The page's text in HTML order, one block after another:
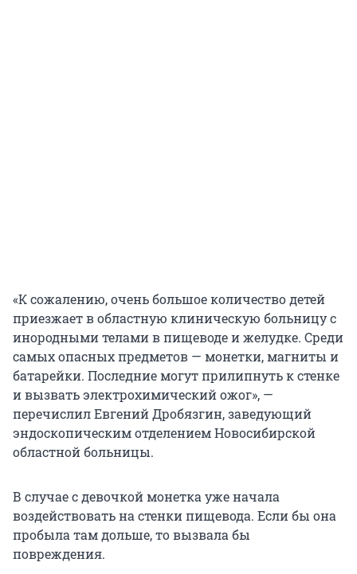
«К сожалению, очень большое количество детей
приезжает в областную клиническую больницу с
инородными телами в пищеводе и желудке. Среди
самых опасных предметов — монетки, магниты и
батарейки. Последние могут прилипнуть к стенке
и вызвать электрохимический ожог», —
перечислил Евгений Дробязгин, заведующий
эндоскопическим отделением Новосибирской
областной больницы.
В случае с девочкой монетка уже начала
воздействовать на стенки пищевода. Если бы она
пробыла там дольше, то вызвала бы
повреждения.